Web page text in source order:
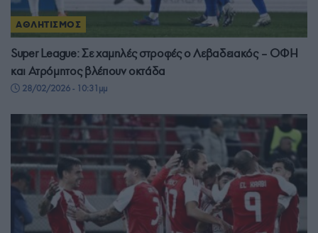
ΑΘΛΗΤΙΣΜΟΣ
Super League: Σε χαμηλές στροφές ο Λεβαδειακός – ΟΦΗ
και Ατρόμητος βλέπουν οκτάδα
28/02/2026 - 10:31μμ